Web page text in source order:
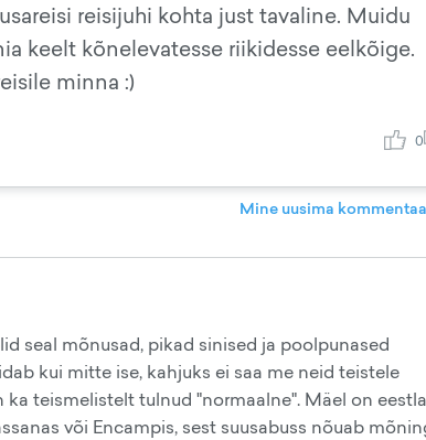
reisijuhi kohta just tavaline. Muidu
keelt kõnelevatesse riikidesse eelkõige.
minna :)
0
Mine uusima
seal mõnusad, pikad sinised ja poolpunased
kui mitte ise, kahjuks ei saa me neid teistele
teismelistelt tulnud "normaalne". Mäel on
või Encampis, sest suusabuss nõuab